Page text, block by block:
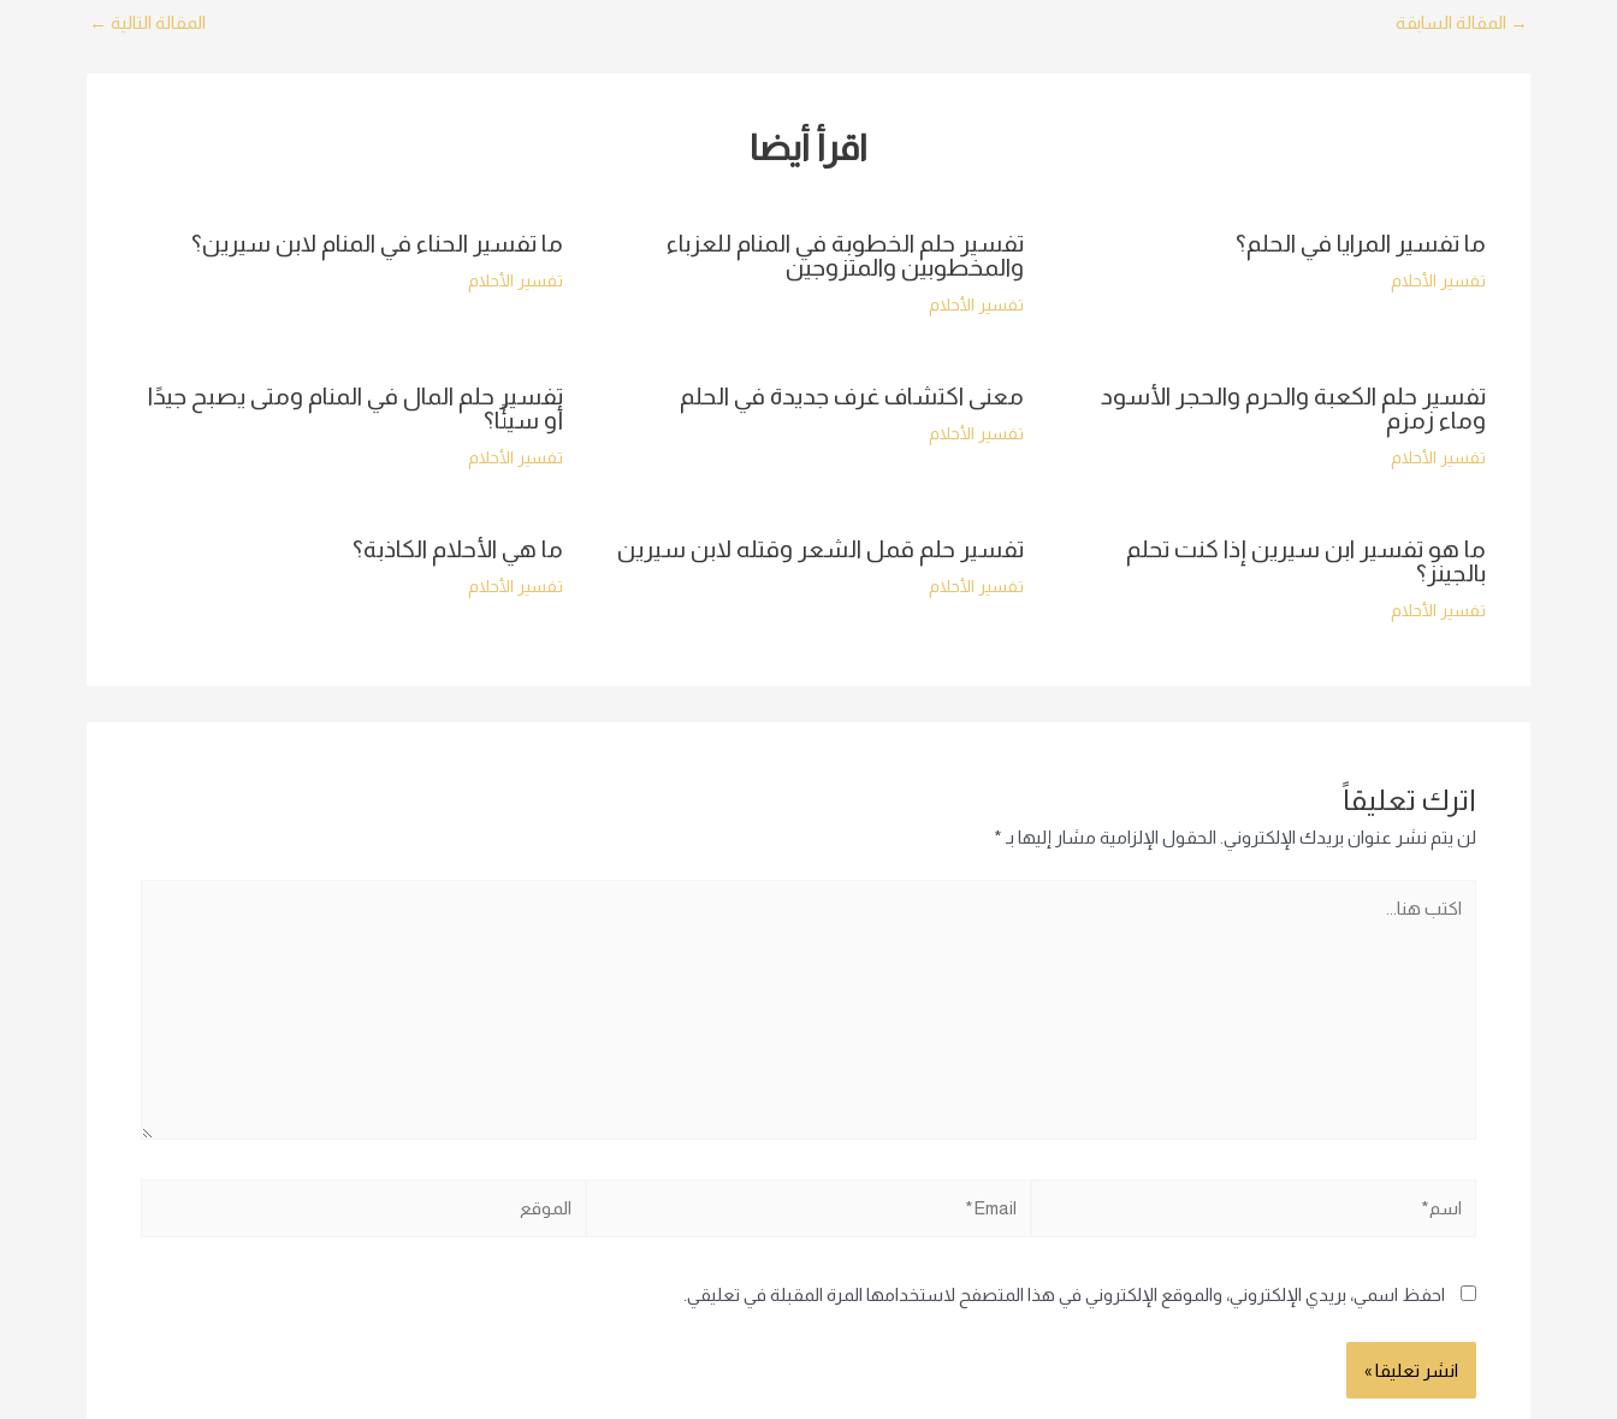
Post
→ المقالة السابقة المقالة التالية ←
اقرأ أيضا
ما تفسير المرايا في الحلم؟
تفسير الأحلام
تفسير حلم الخطوبة في المنام للعزباء
والمخطوبين والمتزوجين
تفسير الأحلام
ما تفسير الحناء في المنام لابن سيرين؟
تفسير الأحلام
تفسير حلم الكعبة والحرم والحجر الأسود
وماء زمزم
تفسير الأحلام
معنى اكتشاف غرف جديدة في الحلم
تفسير الأحلام
تفسير حلم المال في المنام ومتى يصبح جيدًا
أو سيئًا؟
تفسير الأحلام
ما هو تفسير ابن سيرين إذا كنت تحلم
بالجينز؟
تفسير الأحلام
تفسير حلم قمل الشعر وقتله لابن سيرين
تفسير الأحلام
ما هي الأحلام الكاذبة؟
تفسير الأحلام
اترك تعليقاً
لن يتم نشر عنوان بريدك الإلكتروني. الحقول الإلزامية مشار إليها بـ *
هنا...
احفظ اسمي، بريدي الإلكتروني، والموقع الإلكتروني في هذا المتصفح لاستخدامها المرة المقبلة في تعليقي.